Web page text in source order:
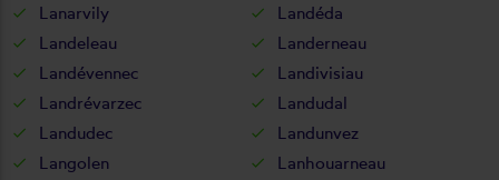
Lanarvily
Landéda
Landeleau
Landerneau
Landévennec
Landivisiau
Landrévarzec
Landudal
Landudec
Landunvez
Langolen
Lanhouarneau